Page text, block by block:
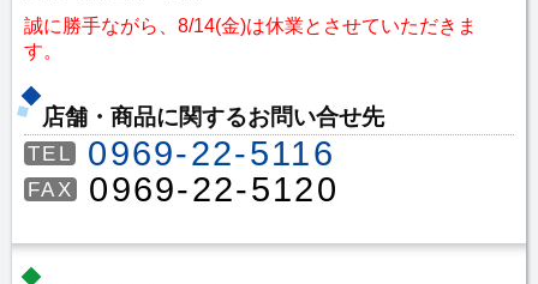
誠に勝手ながら、8/14(金)は休業とさせていただきま
す。
店舗・商品に関するお問い合せ先
TEL 0969-22-5116
FAX 0969-22-5120